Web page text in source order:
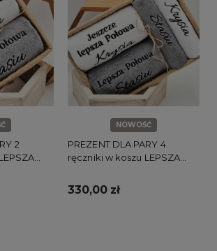
2
NOWOŚĆ
PREZENT DLA PARY 4
ręczniki w koszu LEPSZA
330,00 zł